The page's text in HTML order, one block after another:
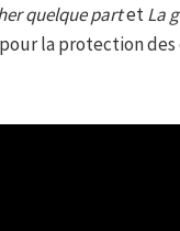
quelque partetLa
la protection des